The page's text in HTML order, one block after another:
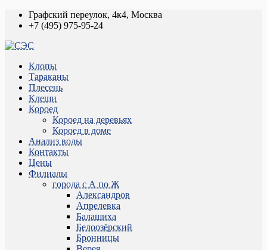
Графский переулок, 4к4, Москва
+7 (495) 975-95-24
Клопы
Тараканы
Плесень
Клещи
Короед
Короед на деревьях
Короед в доме
Анализ воды
Контакты
Цены
Филиалы
города с А по Ж
Александров
Апрелевка
Балашиха
Белоозёрский
Бронницы